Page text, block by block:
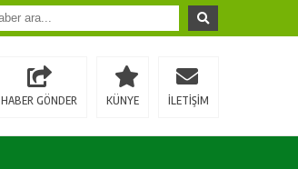
HABER GÖNDER KÜNYE İLETİŞİM